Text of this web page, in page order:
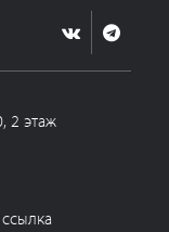
2 этаж